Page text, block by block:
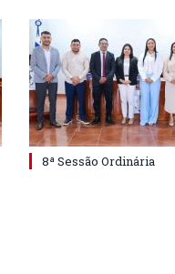
8ª Sessão Ordinária